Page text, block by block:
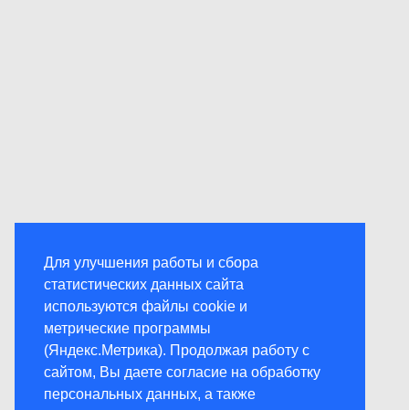
Для улучшения работы и сбора
статистических данных сайта
используются файлы cookie и
метрические программы
(Яндекс.Метрика). Продолжая работу с
сайтом, Вы даете согласие на обработку
персональных данных, а также